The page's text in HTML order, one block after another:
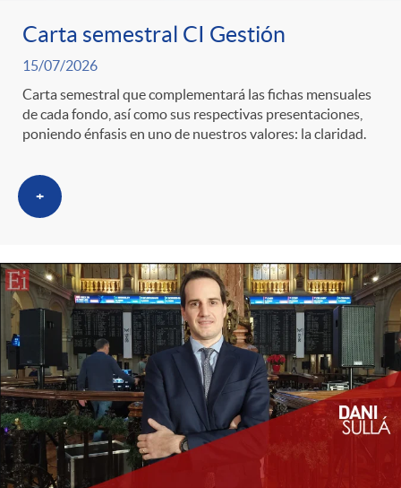
c
a
d
o
r
d
e
c
Carta semestral CI Gestión
15/07/2026
Carta semestral que complementará las fichas mensuales
de cada fondo, así como sus respectivas presentaciones,
poniendo énfasis en uno de nuestros valores: la claridad.
+